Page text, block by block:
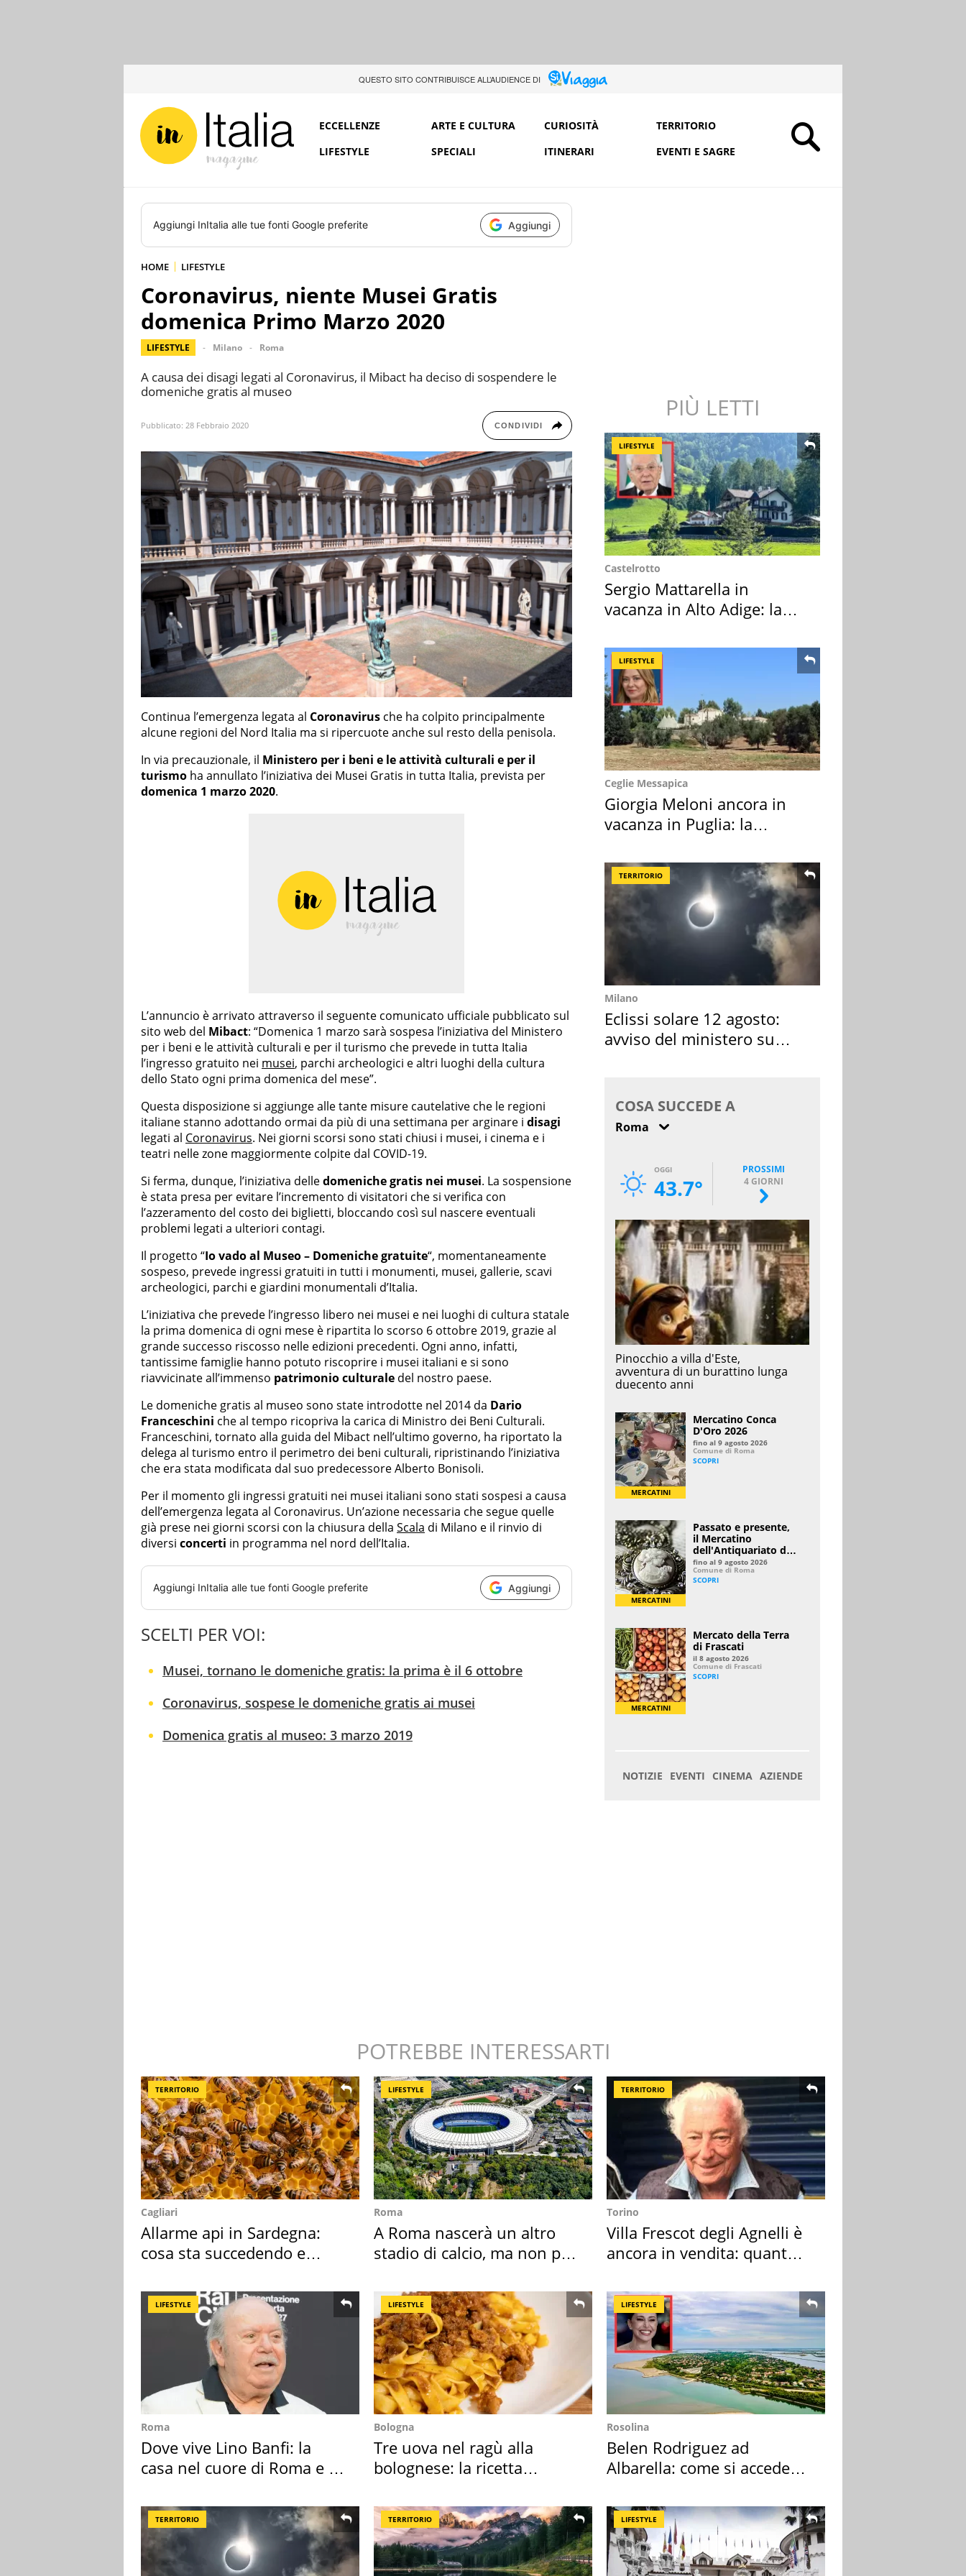
QUESTO SITO CONTRIBUISCE ALL’AUDIENCE DI
ECCELLENZE ARTE E CULTURA CURIOSITÀ
TERRITORIO
LIFESTYLE
SPECIALI ITINERARI EVENTI E SAGRE
Aggiungi InItalia alle tue fonti Google preferite Aggiungi
HOME LIFESTYLE
Coronavirus, niente Musei Gratis
domenica Primo Marzo 2020
LIFESTYLE Milano Roma
A causa dei disagi legati al Coronavirus, il Mibact ha deciso di sospendere le
domeniche gratis al museo
Pubblicato: 28 Febbraio 2020 CONDIVIDI
Continua l’emergenza legata al Coronavirus che ha colpito principalmente
alcune regioni del Nord Italia ma si ripercuote anche sul resto della penisola.
In via precauzionale, il Ministero per i beni e le attività culturali e per il
turismo ha annullato l’iniziativa dei Musei Gratis in tutta Italia, prevista per
domenica 1 marzo 2020.
L’annuncio è arrivato attraverso il seguente comunicato ufficiale pubblicato sul
sito web del Mibact: “Domenica 1 marzo sarà sospesa l’iniziativa del Ministero
per i beni e le attività culturali e per il turismo che prevede in tutta Italia
l’ingresso gratuito nei musei, parchi archeologici e altri luoghi della cultura
dello Stato ogni prima domenica del mese”.
Questa disposizione si aggiunge alle tante misure cautelative che le regioni
italiane stanno adottando ormai da più di una settimana per arginare i disagi
legati al Coronavirus. Nei giorni scorsi sono stati chiusi i musei, i cinema e i
teatri nelle zone maggiormente colpite dal COVID-19.
Si ferma, dunque, l’iniziativa delledomeniche gratis nei musei. La sospensione
è stata presa per evitare l’incremento di visitatori che si verifica con
l’azzeramento del costo dei biglietti, bloccando così sul nascere eventuali
problemi legati a ulteriori contagi.
Il progetto “Io vado al Museo – Domeniche gratuite“, momentaneamente
sospeso, prevede ingressi gratuiti in tutti i monumenti, musei, gallerie, scavi
archeologici, parchi e giardini monumentali d’Italia.
L’iniziativa che prevede l’ingresso libero nei musei e nei luoghi di cultura statale
la prima domenica di ogni mese è ripartita lo scorso 6 ottobre 2019, grazie al
grande successo riscosso nelle edizioni precedenti. Ogni anno, infatti,
tantissime famiglie hanno potuto riscoprire i musei italiani e si sono
riavvicinate all’immenso patrimonio culturale del nostro paese.
Le domeniche gratis al museo sono state introdotte nel 2014 da Dario
Franceschini che al tempo ricopriva la carica di Ministro dei Beni Culturali.
Franceschini, tornato alla guida del Mibact nell’ultimo governo, ha riportato la
delega al turismo entro il perimetro dei beni culturali, ripristinando l’iniziativa
che era stata modificata dal suo predecessore Alberto Bonisoli.
Per il momento gli ingressi gratuiti nei musei italiani sono stati sospesi a causa
dell’emergenza legata al Coronavirus. Un’azione necessaria che segue quelle
già prese nei giorni scorsi con la chiusura della Scala di Milano e il rinvio di
diversi concerti in programma nel nord dell’Italia.
Aggiungi InItalia alle tue fonti Google preferite Aggiungi
SCELTI PER VOI:
Musei, tornano le domeniche gratis: la prima è il 6 ottobre
Coronavirus, sospese le domeniche gratis ai musei
Domenica gratis al museo: 3 marzo 2019
PIÙ LETTI
LIFESTYLE
Castelrotto
Sergio Mattarella in
vacanza in Alto Adige: la
LIFESTYLE
Ceglie Messapica
Giorgia Meloni ancora in
vacanza in Puglia: la
TERRITORIO
Milano
Eclissi solare 12 agosto:
avviso del ministero su
POTREBBE INTERESSARTI
TERRITORIO
Cagliari
Allarme api in Sardegna:
cosa sta succedendo e
LIFESTYLE
Roma
A Roma nascerà un altro
stadio di calcio, ma non per
TERRITORIO
Torino
Villa Frescot degli Agnelli è
ancora in vendita: quanto
LIFESTYLE
Roma
Dove vive Lino Banfi: la
casa nel cuore di Roma e i
LIFESTYLE
Bologna
Tre uova nel ragù alla
bolognese: la ricetta
LIFESTYLE
Rosolina
Belen Rodriguez ad
Albarella: come si accede
TERRITORIO TERRITORIO LIFESTYLE